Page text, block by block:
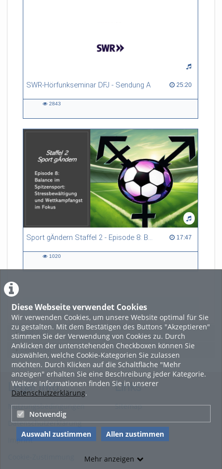
Diese Webseite verwendet Cookies
Wir verwenden Cookies, um unsere Website optimal für Sie
zu gestalten. Mit dem Bestätigen des Buttons "Akzeptieren"
stimmen Sie der Verwendung von Cookies zu. Durch
Anklicken der untenstehenden Checkboxen können Sie
auswählen, welche Cookie-Kategorien Sie zulassen
möchten. Durch Klicken auf die Schaltfläche "Mehr
anzeigen" erhalten Sie eine Beschreibung jeder Kategorie.
Weitere Informationen finden Sie in unserer
Datenschutzerklärung.
Notwendig
Auswahl zustimmen Allen zustimmen
Mehr anzeigen
SWR-Hörfunkseminar DFJ - Sendung A 25:20
25:20 duration
2843
Sport gÄndern Staffel 2 - Episode 8: Balance im Spitzensport: Stressbewältigung und Wettkampfangst im Fokus 17:47
17:47 duration
1020
LADE MEHR
Featured
Beliebtheit
Legal Info
Nutzungsbedingungen
Datenschutzerklärung
Imprint
Links
Sitemap